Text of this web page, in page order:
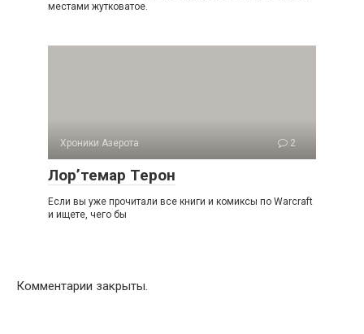
местами жутковатое.
Хроники Азерота 2
Лор’темар Терон
Если вы уже прочитали все книги и комиксы по Warcraft
и ищете, чего бы
Комментарии закрыты.